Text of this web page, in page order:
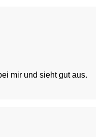
mir und sieht gut aus.